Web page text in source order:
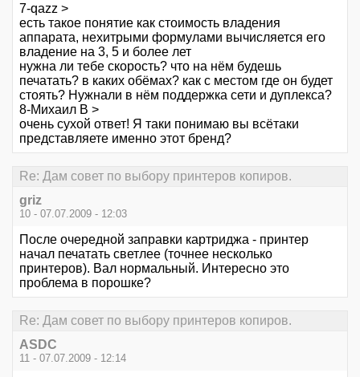
7-qazz >
есть такое понятие как стоимость владения
аппарата, нехитрыми формулами вычисляется его
владение на 3, 5 и более лет
нужна ли тебе скорость? что на нём будешь
печатать? в каких обёмах? как с местом где он будет
стоять? Нужнали в нём поддержка сети и дуплекса?
8-Михаил В >
очень сухой ответ! Я таки понимаю вы всётаки
представляете именно этот бренд?
Re: Дам совет по выбору принтеров копиров.
griz
10 - 07.07.2009 - 12:03
После очередной заправки картриджа - принтер
начал печатать светлее (точнее несколько
принтеров). Вал нормальный. Интересно это
проблема в порошке?
Re: Дам совет по выбору принтеров копиров.
ASDC
11 - 07.07.2009 - 12:14